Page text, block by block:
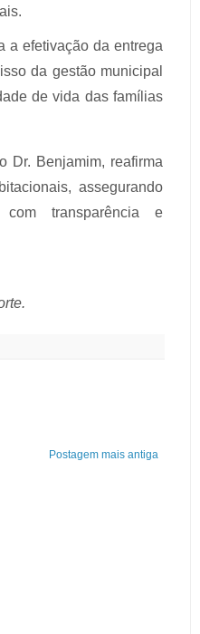
a efetivação da entrega
da gestão municipal
de vida das famílias
Dr. Benjamim, reafirma
assegurando
transparência e
Postagem mais antiga